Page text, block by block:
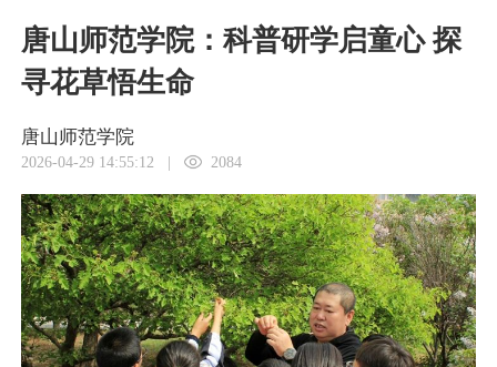
唐山师范学院：科普研学启童心 探
寻花草悟生命
唐山师范学院
2026-04-29 14:55:12 | 2084